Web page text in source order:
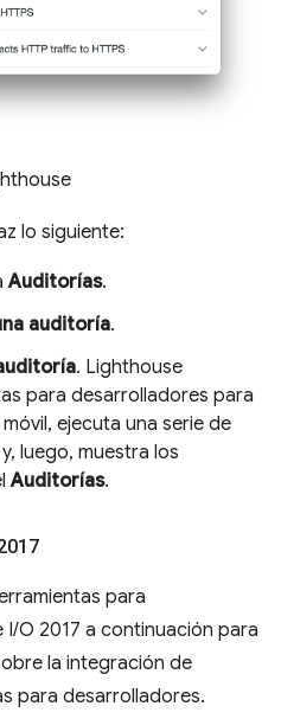
lo siguiente:
Auditorías.
auditoría.
. Lighthouse
para desarrolladores para
ejecuta una serie de
luego, muestra los
Auditorías.
para
O 2017 a continuación para
la integración de
para desarrolladores.